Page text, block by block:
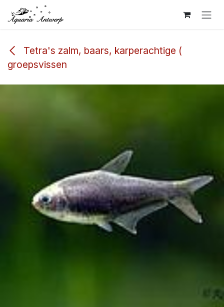
Overslaan naar inhoud
Tetra's zalm, baars, karperachtige (
groepsvissen